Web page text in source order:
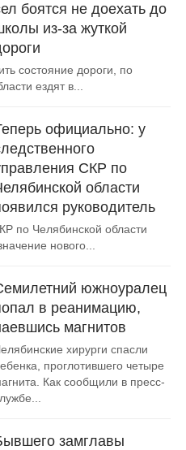
боятся не доехать до
из-за жуткой
состояние дороги, по
ездят в...
официально: у
СКР по
области
руководитель
по Челябинской области
нового...
южноуралец
в реанимацию,
магнитов
хирурги спасли
проглотившего четыре
Как сообщили в пресс-
замглавы